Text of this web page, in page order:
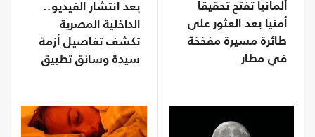
ألمانيا تفتح تحقيقا
أمنيا بعد العثور على
طائرة مسيرة مفخخة
في مطار
بعد انتشار الفيديو..
الداخلية المصرية
تكشف تفاصيل أزمة
سيدة وسائق تطبيق